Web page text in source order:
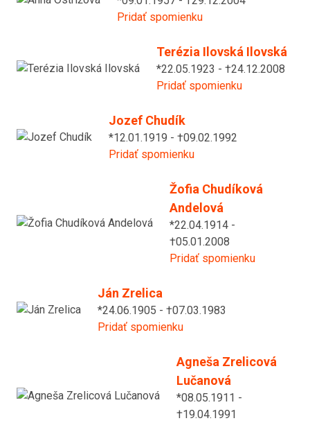
Pridať spomienku
Terézia Ilovská Ilovská
*22.05.1923 - †24.12.2008
Pridať spomienku
Jozef Chudík
*12.01.1919 - †09.02.1992
Pridať spomienku
Žofia Chudíková
Andelová
*22.04.1914 -
†05.01.2008
Pridať spomienku
Ján Zrelica
*24.06.1905 - †07.03.1983
Pridať spomienku
Agneša Zrelicová
Lučanová
*08.05.1911 -
†19.04.1991